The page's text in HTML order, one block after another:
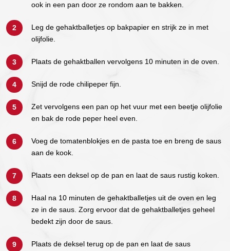
ook in een pan door ze rondom aan te bakken.
Leg de gehaktballetjes op bakpapier en strijk ze in met
olijfolie.
Plaats de gehaktballen vervolgens 10 minuten in de oven.
Snijd de rode chilipeper fijn.
Zet vervolgens een pan op het vuur met een beetje olijfolie
en bak de rode peper heel even.
Voeg de tomatenblokjes en de pasta toe en breng de saus
aan de kook.
Plaats een deksel op de pan en laat de saus rustig koken.
Haal na 10 minuten de gehaktballetjes uit de oven en leg
ze in de saus. Zorg ervoor dat de gehaktballetjes geheel
bedekt zijn door de saus.
Plaats de deksel terug op de pan en laat de saus